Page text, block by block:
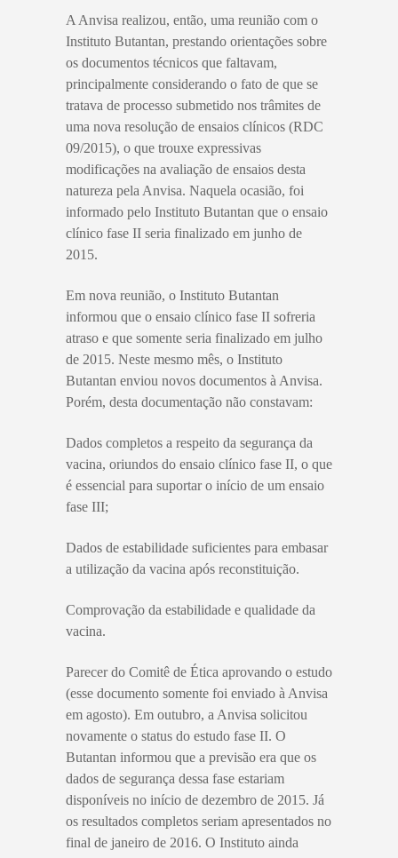
A Anvisa realizou, então, uma reunião com o
Instituto Butantan, prestando orientações sobre
os documentos técnicos que faltavam,
principalmente considerando o fato de que se
tratava de processo submetido nos trâmites de
uma nova resolução de ensaios clínicos (RDC
09/2015), o que trouxe expressivas
modificações na avaliação de ensaios desta
natureza pela Anvisa. Naquela ocasião, foi
informado pelo Instituto Butantan que o ensaio
clínico fase II seria finalizado em junho de
2015.
Em nova reunião, o Instituto Butantan
informou que o ensaio clínico fase II sofreria
atraso e que somente seria finalizado em julho
de 2015. Neste mesmo mês, o Instituto
Butantan enviou novos documentos à Anvisa.
Porém, desta documentação não constavam:
Dados completos a respeito da segurança da
vacina, oriundos do ensaio clínico fase II, o que
é essencial para suportar o início de um ensaio
fase III;
Dados de estabilidade suficientes para embasar
a utilização da vacina após reconstituição.
Comprovação da estabilidade e qualidade da
vacina.
Parecer do Comitê de Ética aprovando o estudo
(esse documento somente foi enviado à Anvisa
em agosto). Em outubro, a Anvisa solicitou
novamente o status do estudo fase II. O
Butantan informou que a previsão era que os
dados de segurança dessa fase estariam
disponíveis no início de dezembro de 2015. Já
os resultados completos seriam apresentados no
final de janeiro de 2016. O Instituto ainda